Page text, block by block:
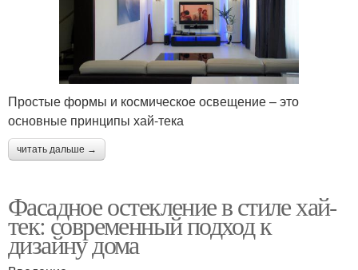
Простые формы и космическое освещение – это
основные принципы хай-тека
читать дальше →
Фасадное остекление в стиле хай-
тек: современный подход к
дизайну дома